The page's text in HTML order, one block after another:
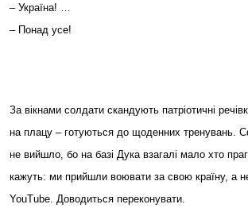
– Україна! …
– Понад усе!
За вікнами солдати скандують патріотичні
на плацу – готуються до щоденних тренувань.
не вийшло, бо на базі Дука взагалі мало хто
кажуть: ми прийшли воювати за свою країну, а
YouTube. Доводиться переконувати.